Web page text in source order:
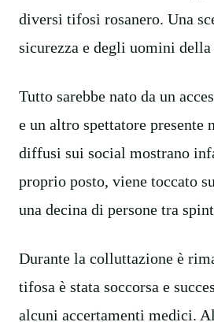
diversi tifosi rosanero. Una
sicurezza e degli uomini
Tutto sarebbe nato da un
e un altro spettatore
diffusi sui social mostrano
proprio posto, viene toccato
una decina di persone tra
Durante la colluttazione è
tifosa è stata soccorsa e
alcuni accertamenti medici.